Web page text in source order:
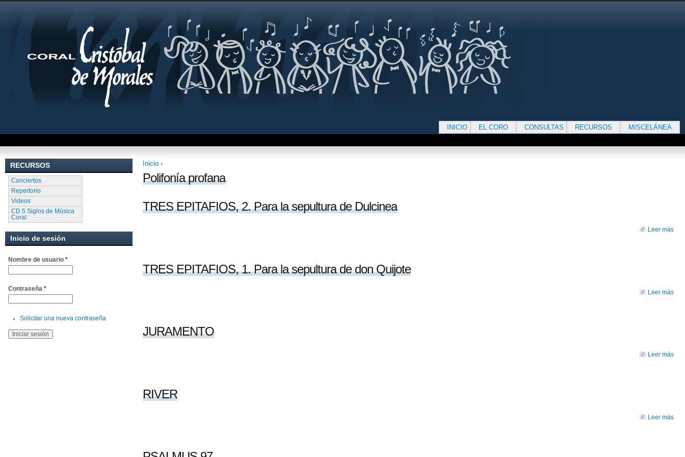
Se encuentra usted aquí
Inicio ›
Polifonía profana
TRES EPITAFIOS, 2. Para la sepultura de Dulcinea
Leer más
TRES EPITAFIOS, 1. Para la sepultura de don Quijote
Leer más
JURAMENTO
Leer más
RIVER
Leer más
INICIO EL CORO CONSULTAS RECURSOS MISCELÁNEA
RECURSOS
Conciertos
Repertorio
Videos
CD 5 Siglos de Música
Coral
Inicio de sesión
Nombre de usuario *
Contraseña *
Solicitar una nueva contraseña